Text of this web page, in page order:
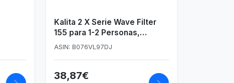
Kalita 2 X Serie Wave Filter
155 para 1-2 Personas,
Blanco, 100 Hojas
ASIN: B076VL97DJ
38,87€